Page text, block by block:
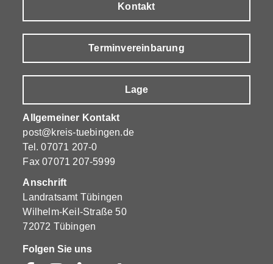
Kontakt
Terminvereinbarung
Lage
Allgemeiner Kontakt
post@kreis-tuebingen.de
Tel.07071 207-0
Fax 07071 207-5999
Anschrift
Landratsamt Tübingen
Wilhelm-Keil-Straße 50
72072 Tübingen
Folgen Sie uns